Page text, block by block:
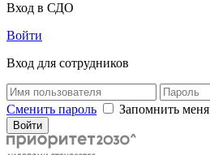
Вход в СДО
Войти
Вход для сотрудников
Сменить пароль Запомнить меня